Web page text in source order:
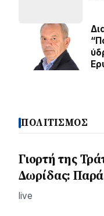
ΠΟΛΙΤΙΣΜΟΣ
Γιορτή της
Δωρίδας:
live